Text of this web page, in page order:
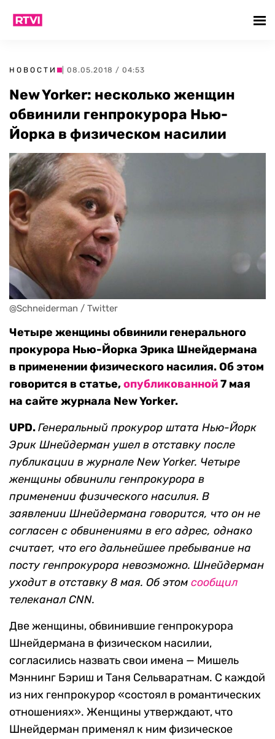
НОВОСТИ | 08.05.2018 / 04:53
New Yorker: несколько женщин
обвинили генпрокурора Нью-
Йорка в физическом насилии
@Schneiderman / Twitter
Четыре женщины обвинили генерального
прокурора Нью-Йорка Эрика Шнейдермана
в применении физического насилия. Об этом
говорится в статье,опубликованной7 мая
на сайте журнала New Yorker.
UPD.Генеральный прокурор штата Нью-Йорк
Эрик Шнейдерман ушел в отставку после
публикации в журнале New Yorker. Четыре
женщины обвинили генпрокурора в
применении физического насилия. В
заявлении Шнейдермана говорится, что он не
согласен с обвинениями в его адрес, однако
считает, что его дальнейшее пребывание на
посту генпрокурора невозможно. Шнейдерман
уходит в отставку 8 мая. Об этом сообщил
телеканал CNN.
Две женщины, обвинившие генпрокурора
Шнейдермана в физическом насилии,
согласились назвать свои имена — Мишель
Мэннинг Бэриш и Таня Сельваратнам. С каждой
из них генпрокурор «состоял в романтических
отношениях». Женщины утверждают, что
Шнейдерман применял к ним физическое